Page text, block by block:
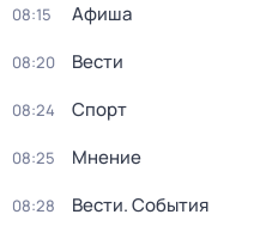
08:15 Афиша
08:20 Вести
08:24 Спорт
08:25 Мнение
08:28 Вести. События